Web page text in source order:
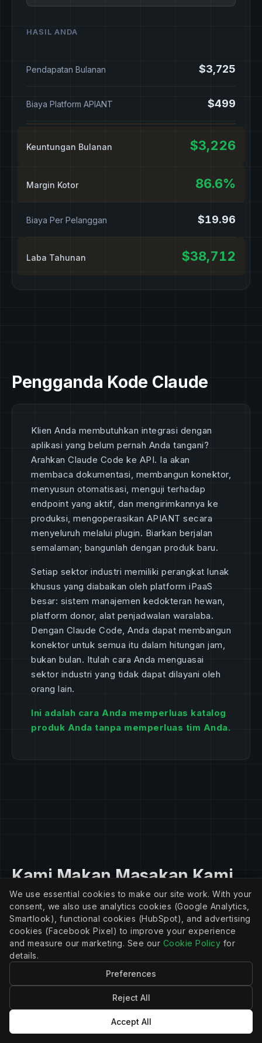
HASIL ANDA
Pendapatan Bulanan $3,725
Biaya Platform APIANT $499
Keuntungan Bulanan $3,226
Margin Kotor 86.6%
Biaya Per Pelanggan $19.96
Laba Tahunan $38,712
Pengganda Kode Claude
Klien Anda membutuhkan integrasi dengan
aplikasi yang belum pernah Anda tangani?
Arahkan Claude Code ke API. Ia akan
membaca dokumentasi, membangun konektor,
menyusun otomatisasi, menguji terhadap
endpoint yang aktif, dan mengirimkannya ke
produksi, mengoperasikan APIANT secara
menyeluruh melalui plugin. Biarkan berjalan
semalaman; bangunlah dengan produk baru.
Setiap sektor industri memiliki perangkat lunak
khusus yang diabaikan oleh platform iPaaS
besar: sistem manajemen kedokteran hewan,
platform donor, alat penjadwalan waralaba.
Dengan Claude Code, Anda dapat membangun
konektor untuk semua itu dalam hitungan jam,
bukan bulan. Itulah cara Anda menguasai
sektor industri yang tidak dapat dilayani oleh
orang lain.
Ini adalah cara Anda memperluas katalog
produk Anda tanpa memperluas tim Anda.
Kami Makan Masakan Kami
Sendiri
APIANT dimulai sebagai sebuah SI. Kami
membangun produk integrasi untuk klien,
menyadari bahwa kami membutuhkan
platform yang lebih baik, dan
membangunnya sendiri.
We use essential cookies to make our site work. With your
consent, we also use analytics cookies (Google Analytics,
Smartlook), functional cookies (HubSpot), and advertising
cookies (Facebook Pixel) to improve your experience
and measure our marketing. See our Cookie Policy for
details.
Preferences
Reject All
Accept All